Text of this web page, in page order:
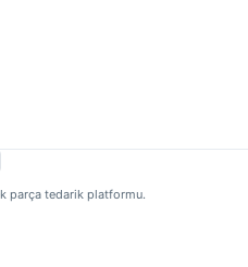
parça tedarik platformu.